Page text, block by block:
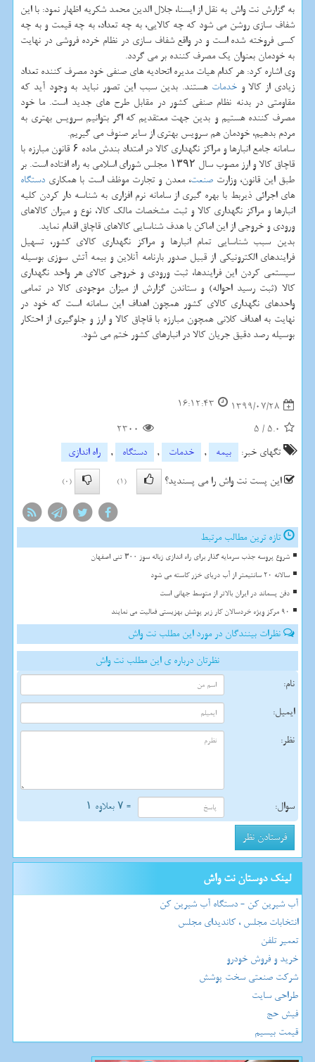
به گزارش نت واش به نقل از ایسنا، جلال الدین محمد شکریه اظهار نمود: با این
شفاف سازی روشن می شود که چه کالایی، به چه تعداد، به چه قیمت و به چه
کسی فروخته شده است و در واقع شفاف سازی در نظام خرده فروشی در نهایت
به خودمان بعنوان یک مصرف کننده بر می گردد.
وی اشاره کرد: هر کدام هیات مدیره اتحادیه های صنفی خود مصرف کننده تعداد
زیادی از کالا وخدمات هستند. بدین سبب این تصور نباید به وجود آید که
مقاومتی در بدنه نظام صنفی کشور در مقابل طرح های جدید است. ما خود
مصرف کننده هستیم و بدین جهت معتقدیم که اگر بتوانیم سرویس بهتری به
مردم بدهیم، خودمان هم سرویس بهتری از سایر صنوف می گیریم.
سامانه جامع انبارها و مراکز نگهداری کالا در امتداد بندش ماده ۶ قانون مبارزه با
قاچاق کالا و ارز مصوب سال ۱۳۹۲ مجلس شورای اسلامی به راه افتاده است. بر
طبق این قانون، وزارت صنعت، معدن و تجارت موظف است با همکاری دستگاه
های اجرائی ذیربط با بهره گیری از سامانه نرم افزاری به شناسه دار کردن کلیه
انبارها و مراکز نگهداری کالا و ثبت مشخصات مالک کالا، نوع و میزان کالاهای
ورودی و خروجی از این اماکن با هدف شناسایی کالاهای قاچاق اقدام نماید.
بدین سبب شناسایی تمام انبارها و مراکز نگهداری کالای کشور، تسهیل
فرایندهای الکترونیکی از قبیل صدور بارنامه آنلاین و بیمه آتش سوزی بوسیله
سیستمی کردن این فرایندها، ثبت ورودی و خروجی کالای هر واحد نگهداری
کالا (ثبت رسید احواله) و ستاندن گزارش از میزان موجودی کالا در تمامی
واحدهای نگهداری کالای کشور همچون اهداف این سامانه است که خود در
نهایت به اهداف کلانی همچون مبارزه با قاچاق کالا و ارز و جلوگیری از احتکار
بوسیله رصد دقیق جریان کالا در انبارهای کشور ختم می شود.
1399/07/28
16:12:43
5.0
/
5
2300
تگهای خبر:
بیمه , خدمات , دستگاه ,
راه اندازی
این پست نت واش را می پسندید؟
(1)
(0)
تازه ترین مطالب مرتبط
شروع پروسه جذب سرمایه گذار برای راه اندازی زباله سوز ۳۰۰ تنی اصفهان
سالانه 20 سانتیمتر از آب دریای خزر کاسته می شود
دفن پسماند در ایران بالاتر از متوسط جهانی است
90 مرکز ویژه خردسالان کار زیر پوشش بهزیستی فعالیت می نمایند
نظرات بینندگان در مورد این مطلب نت واش
نظرتان درباره ی این مطلب نت واش
نام:
ایمیل:
نظر:
سوال: = ۷ بعلاوه ۱
لینک دوستان نت واش
آب شیرین کن - دستگاه آب شیرین کن
انتخابات مجلس ، کاندیدای مجلس
تعمیر تلفن
خرید و فروش خودرو
شرکت صنعتی سخت پوشش
طراحی سایت
فیش حج
قیمت بیسیم